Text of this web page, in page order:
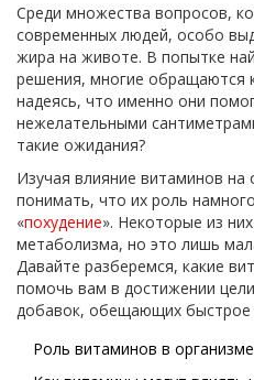
Среди множества вопросов,
современных людей, особо
жира на животе. В попытке
решения, многие обращаются
надеясь, что именно они
нежелательными
такие ожидания?
Изучая влияние витаминов
понимать, что их роль
«похудение». Некоторые из
метаболизма, но это лишь
Давайте разберемся, какие
помочь вам в достижении
добавок, обещающих быстрое
Роль витаминов в организме